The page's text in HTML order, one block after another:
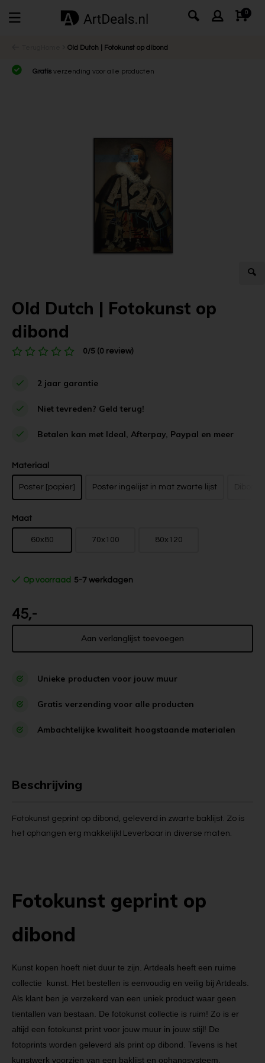
0
Old Dutch | Fotokunst op dibond
Gratis verzending voor alle producten
Old Dutch | Fotokunst op
dibond
0/5 (0 review)
2 jaar garantie
Niet tevreden? Geld terug!
Betalen kan met Ideal, Afterpay, Paypal en meer
Materiaal
Poster [papier] Poster ingelijst in mat zwarte lijst Dibond
Maat
60x80 70x100 80x120
Op voorraad 5-7 werkdagen
45,-
Aan verlanglijst toevoegen
Unieke producten voor jouw muur
Gratis verzending voor alle producten
Ambachtelijke kwaliteit hoogstaande materialen
Beschrijving
Fotokunst geprint op dibond, geleverd in zwarte baklijst. Zo is
het ophangen erg makkelijk! Leverbaar in diverse maten.
Fotokunst geprint op
dibond
Kunst kopen hoeft niet duur te zijn. Artdeals heeft een ruime
collectie kunst. Het bestellen is eenvoudig en veilig bij Artdeals.
Als klant ben je verzekerd van een uniek product waar geen
tientallen van bestaan. De fotokunst collectie is ruim! Zo is er
altijd een fotokunst print voor jouw muur in jouw stijl! De
fotoprints worden geleverd als print op dibond. Tevens is het
kunstwerk voorzien van een baklijst en ophangsysteem.